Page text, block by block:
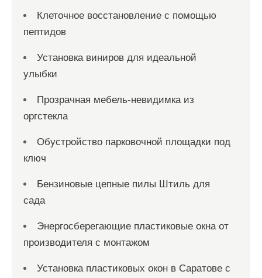
Клеточное восстановление с помощью
пептидов
Установка виниров для идеальной
улыбки
Прозрачная мебель-невидимка из
оргстекла
Обустройство парковочной площадки под
ключ
Бензиновые цепные пилы Штиль для
сада
Энергосберегающие пластиковые окна от
производителя с монтажом
Установка пластиковых окон в Саратове с